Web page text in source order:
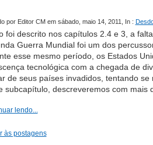
por Editor CM em sábado, maio 14, 2011, In :
foi descrito nos capítulos 2.4e 3 , a
Guerra Mundial foi um dos
esse mesmo período, os Estados
tecnológica com a chegada de
de seus países invadidos, tentando
subcapítulo, descreveremos com mais
lendo...
às postagens